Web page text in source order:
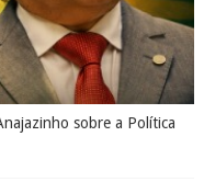
sobre a Política